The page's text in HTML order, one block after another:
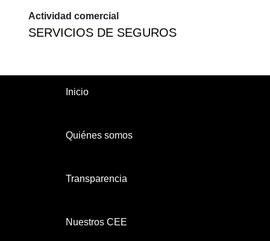
Actividad comercial
SERVICIOS DE SEGUROS
Inicio
Quiénes somos
Transparencia
Nuestros CEE